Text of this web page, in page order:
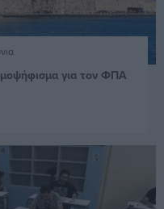
για τον ΦΠΑ